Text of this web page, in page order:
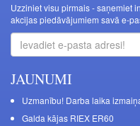
Uzziniet visu pirmais - saņemiet
akcijas piedāvājumiem savā e-
JAUNUMI
Uzmanību! Darba laika
Galda kājas RIEX ER60